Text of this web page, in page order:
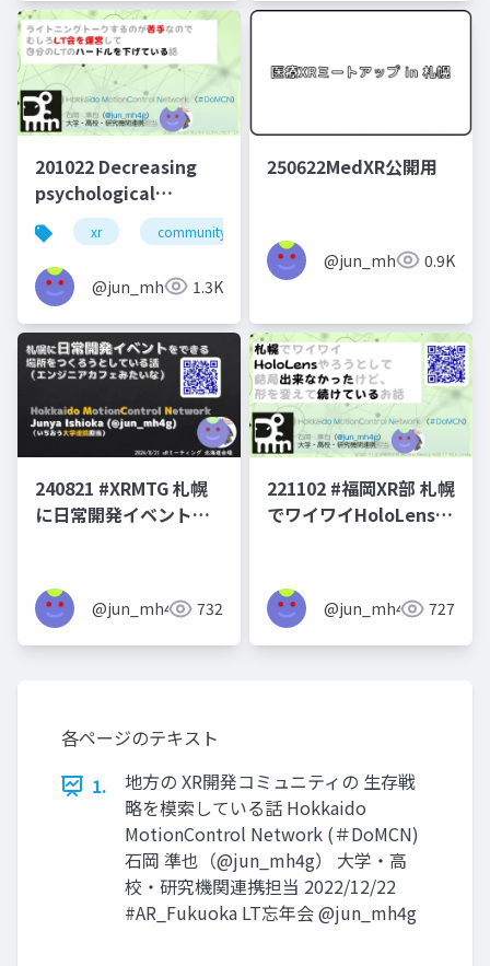
201022 Decreasing
psychological
difficulty of short
presentation by
joining organizing
member of online
seminar
xr community design
@jun_mh4g1.3K
250622MedXR公開用
@jun_mh4g0.9K
240821 #XRMTG 札幌
に日常開発イベントを
@jun_mh4g732
221102 #福岡XR部 札幌
でワイワイHoloLensや
続けている話
@jun_mh4g727
各ページのテキスト
1.
地方の XR開発コミュニティの 生存戦
略を模索している話 Hokkaido
MotionControl Network (＃DoMCN)
石岡 準也（@jun_mh4g） 大学・高
校・研究機関連携担当 2022/12/22
#AR_Fukuoka LT忘年会 @jun_mh4g